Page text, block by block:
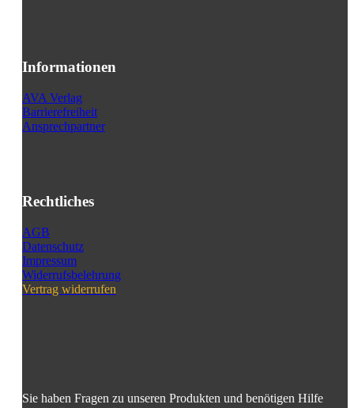
Informationen
AVA Verlag
Barrierefreiheit
Ansprechpartner
Rechtliches
AGB
Datenschutz
Impressum
Widerrufsbelehrung
Vertrag widerrufen
Sie haben Fragen zu unseren Produkten und benötigen Hilfe